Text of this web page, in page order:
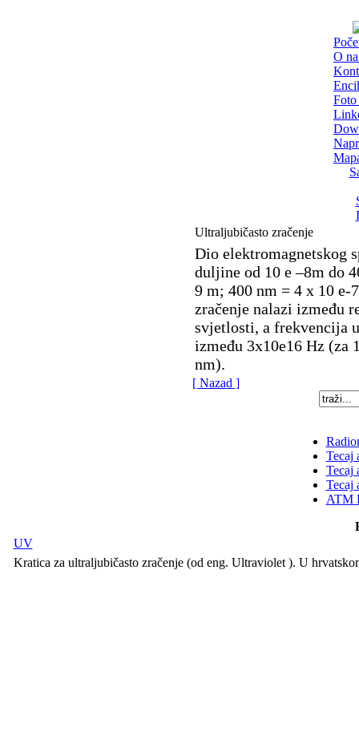
O
Foto
Ultraljubičasto zračenje
Dio elektromagnetskog
duljine od 10 e –8m do
9 m; 400 nm = 4 x 10 e-
zračenje nalazi između
svjetlosti, a frekvencija
između 3x10e16 Hz (za
nm).
[ Nazad ]
Tecaj
Tecaj
Tecaj
ATM
UV
Kratica za ultraljubičasto zračenje (od eng. Ultraviolet ). U